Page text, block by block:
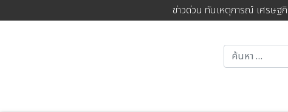
ข่าวด่วน ทันเหตุการณ์ เศรษฐ